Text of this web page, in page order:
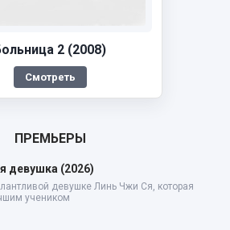
2 (2008)
Смотреть
ПРЕМЬЕРЫ
девушка (2026)
девушке Линь Чжи Ся, которая
учеником